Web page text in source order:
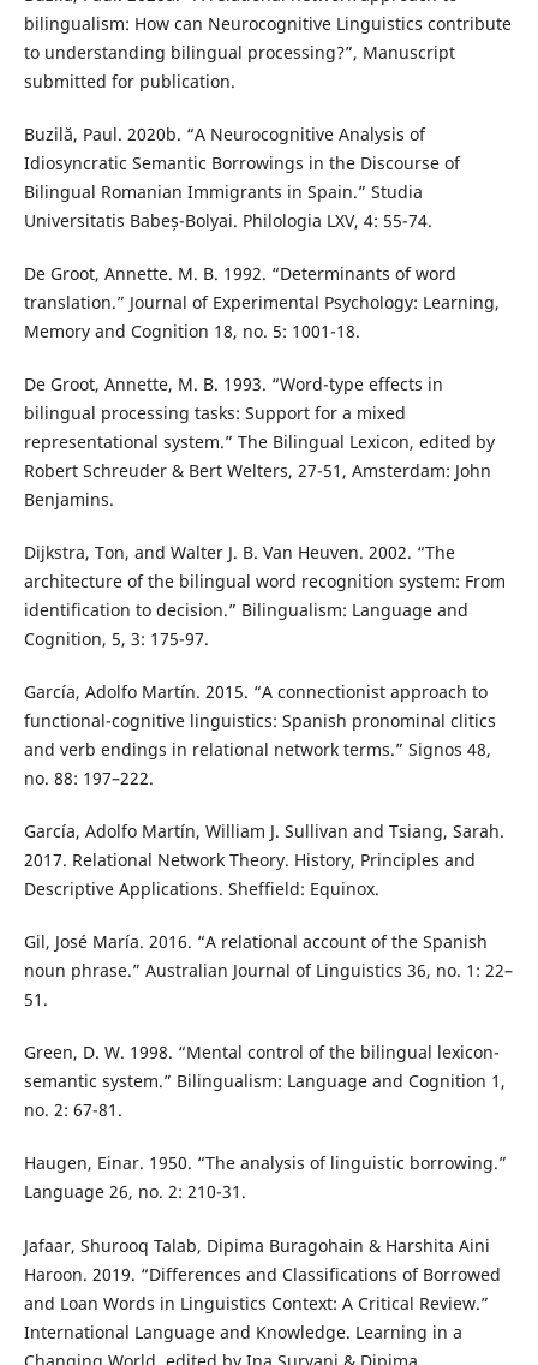
bilingualism: How can Neurocognitive Linguistics contribute
to understanding bilingual processing?”, Manuscript
submitted for publication.
Buzilă, Paul. 2020b. “A Neurocognitive Analysis of
Idiosyncratic Semantic Borrowings in the Discourse of
Bilingual Romanian Immigrants in Spain.” Studia
Universitatis Babeș-Bolyai. Philologia LXV, 4: 55-74.
De Groot, Annette. M. B. 1992. “Determinants of word
translation.” Journal of Experimental Psychology: Learning,
Memory and Cognition 18, no. 5: 1001-18.
De Groot, Annette, M. B. 1993. “Word-type effects in
bilingual processing tasks: Support for a mixed
representational system.” The Bilingual Lexicon, edited by
Robert Schreuder & Bert Welters, 27-51, Amsterdam: John
Benjamins.
Dijkstra, Ton, and Walter J. B. Van Heuven. 2002. “The
architecture of the bilingual word recognition system: From
identification to decision.” Bilingualism: Language and
Cognition, 5, 3: 175-97.
García, Adolfo Martín. 2015. “A connectionist approach to
functional-cognitive linguistics: Spanish pronominal clitics
and verb endings in relational network terms.” Signos 48,
no. 88: 197–222.
García, Adolfo Martín, William J. Sullivan and Tsiang, Sarah.
2017. Relational Network Theory. History, Principles and
Descriptive Applications. Sheffield: Equinox.
Gil, José María. 2016. “A relational account of the Spanish
noun phrase.” Australian Journal of Linguistics 36, no. 1: 22–
51.
Green, D. W. 1998. “Mental control of the bilingual lexicon-
semantic system.” Bilingualism: Language and Cognition 1,
no. 2: 67-81.
Haugen, Einar. 1950. “The analysis of linguistic borrowing.”
Language 26, no. 2: 210-31.
Jafaar, Shurooq Talab, Dipima Buragohain & Harshita Aini
Haroon. 2019. “Differences and Classifications of Borrowed
and Loan Words in Linguistics Context: A Critical Review.”
International Language and Knowledge. Learning in a
Changing World, edited by Ina Suryani & Dipima